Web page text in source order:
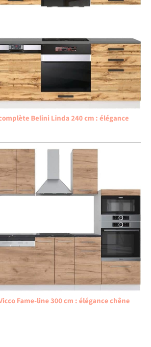
Belini Linda 240 cm : élégance
Fame-line 300 cm : élégance chêne